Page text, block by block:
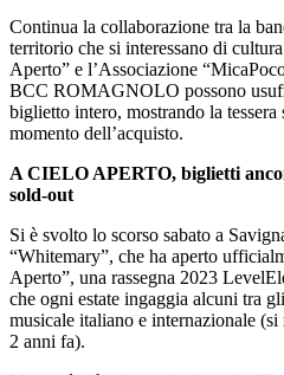
Continua la collaborazione tra la
territorio che si interessano di
Aperto” e l’Associazione
BCC ROMAGNOLO possono
biglietto intero, mostrando la
momento dell’acquisto.
A CIELO APERTO, biglietti
sold-out
Si è svolto lo scorso sabato a
“Whitemary”, che ha aperto
Aperto”, una rassegna 2023
che ogni estate ingaggia alcuni tra
musicale italiano e internazionale
2 anni fa).